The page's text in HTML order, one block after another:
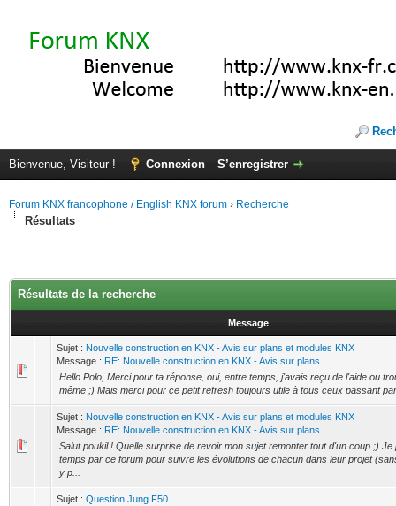
Bienvenue, Visiteur ! Connexion S’enregistrer
Forum KNX francophone / English KNX forum › Recherche
Résultats
Résultats de la recherche
Message
Sujet : Nouvelle construction en KNX - Avis sur plans et modules KNX
Message : RE: Nouvelle construction en KNX - Avis sur plans ...
Hello Polo, Merci pour ta réponse, oui, entre temps, j'avais reçu de l'aide ou
même ;) Mais merci pour ce petit refresh toujours utile à tous ceux passant
Sujet : Nouvelle construction en KNX - Avis sur plans et modules KNX
Message : RE: Nouvelle construction en KNX - Avis sur plans ...
Salut poukil ! Quelle surprise de revoir mon sujet remonter tout d'un coup ;)
temps par ce forum pour suivre les évolutions de chacun dans leur projet
y p...
Sujet : Question Jung F50